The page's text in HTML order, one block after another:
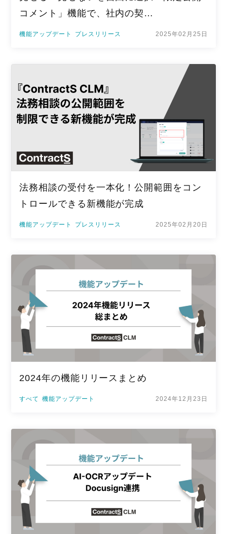
コメント」機能で、社内の契…
機能アップデート プレスリリース 2025年02月25日
法務相談の受付を一本化！公開範囲をコン
トロールできる新機能が完成
機能アップデート プレスリリース 2025年02月20日
2024年の機能リリースまとめ
すべて 機能アップデート 2024年12月23日